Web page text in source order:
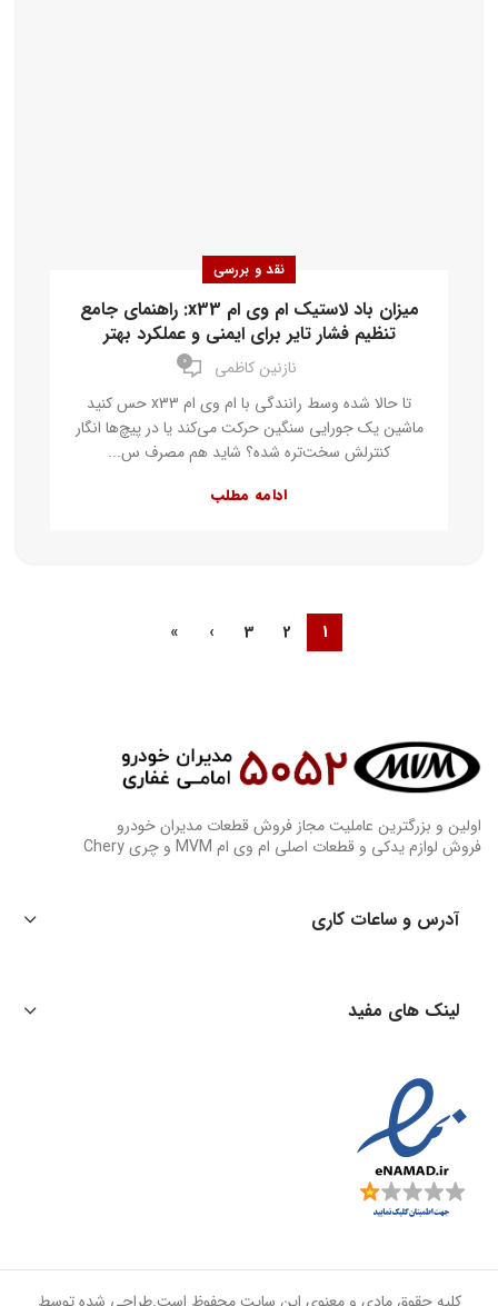
نقد و بررسی
میزان باد لاستیک ام وی ام x33: راهنمای جامع
تنظیم فشار تایر برای ایمنی و عملکرد بهتر
نازنین کاظمی ۰
تا حالا شده وسط رانندگی با ام وی ام x33 حس کنید
ماشین یک جورایی سنگین حرکت می‌کند یا در پیچ‌ها انگار
کنترلش سخت‌تره شده؟ شاید هم مصرف س...
ادامه مطلب
1
2
3
›
»
اولین و بزرگترین عاملیت مجاز فروش قطعات مدیران خودرو
فروش لوازم یدکی و قطعات اصلی ام وی ام MVM و چری Chery
آدرس و ساعات کاری
لینک های مفید